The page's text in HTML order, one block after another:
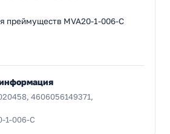
преймуществ MVA20-1-006-C
4606056149371,
1-006-C